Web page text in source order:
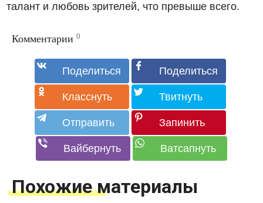
талант и любовь зрителей, что превыше всего.
Комментарии 0
Похожие материалы